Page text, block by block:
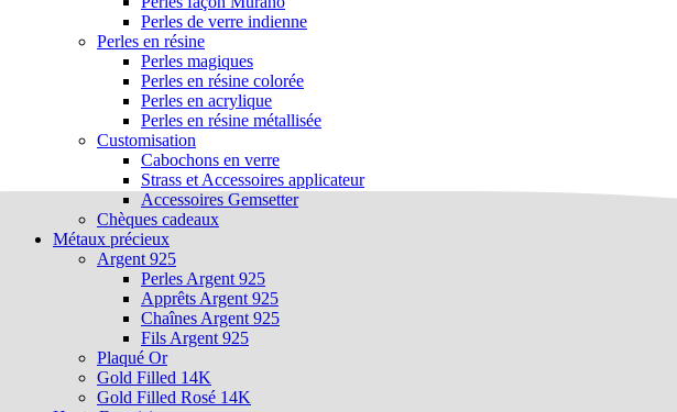
Perles de verre indienne
Perles en résine
Perles magiques
Perles en résine colorée
Perles en acrylique
Perles en résine métallisée
Customisation
Cabochons en verre
Strass et Accessoires applicateur
Accessoires Gemsetter
Chèques cadeaux
Métaux précieux
Argent 925
Perles Argent 925
Apprêts Argent 925
Chaînes Argent 925
Fils Argent 925
Plaqué Or
Gold Filled 14K
Gold Filled Rosé 14K